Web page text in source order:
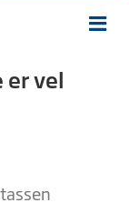
er vel